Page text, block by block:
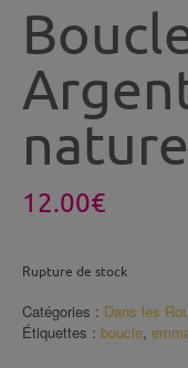
12.00€
Rupture de stock
Catégories : Dans les
Étiquettes : boucle,